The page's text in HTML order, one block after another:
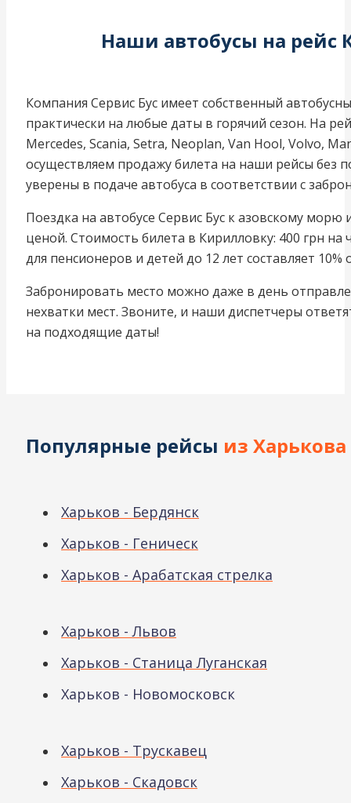
Наши автобусы на рейс
Компания Сервис Бус имеет собственный
практически на любые даты в горячий сезон. На
Mercedes, Scania, Setra, Neoplan, Van Hool, Volvo,
осуществляем продажу билета на наши рейсы без
уверены в подаче автобуса в соответствии с
Поездка на автобусе Сервис Бус к азовскому
ценой. Стоимость билета в Кирилловку: 400 грн на
для пенсионеров и детей до 12 лет составляет 10%
Забронировать место можно даже в день
нехватки мест. Звоните, и наши диспетчеры
на подходящие даты!
Популярные рейсы из Харькова
Харьков - Бердянск
Харьков - Геническ
Харьков - Арабатская стрелка
Харьков - Львов
Харьков - Станица Луганская
Харьков - Новомосковск
Харьков - Трускавец
Харьков - Скадовск